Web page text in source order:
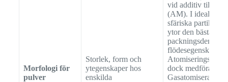
Morfologi för
pulver
Storlek, form och
ytegenskaper hos
enskilda
vid additiv
(AM). I idealfallet
sfäriska partiklar
ytor den bästa
dock medföra
Gasatomiserade